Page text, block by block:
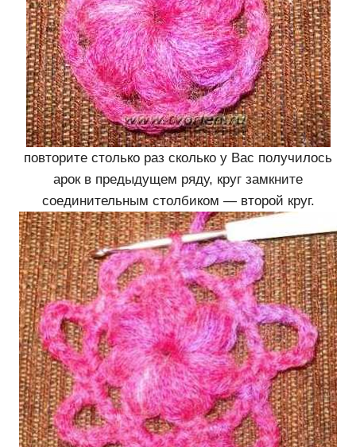
повторите столько раз сколько у Вас получилось
арок в предыдущем ряду, круг замкните
соединительным столбиком — второй круг.